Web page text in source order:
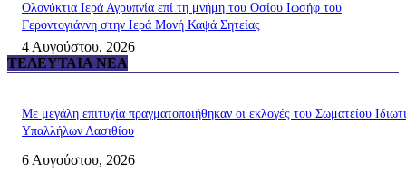
Ολονύκτια Ιερά Αγρυπνία επί τη μνήμη του Οσίου Ιωσήφ του
Γεροντογιάννη στην Ιερά Μονή Καψά Σητείας
4 Αυγούστου, 2026
ΤΕΛΕΥΤΑΊΑ ΝΈΑ
Με μεγάλη επιτυχία πραγματοποιήθηκαν οι εκλογές του Σωματείου
Υπαλλήλων Λασιθίου
6 Αυγούστου, 2026